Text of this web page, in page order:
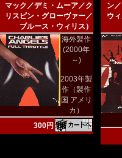
マック／デミ・ムーア／ク
リスピン・グローヴァー／
ブルース・ウィリス）
海外製作
(2000年
～)
2003年製
作（製作
国 アメリ
カ）
300円
ン
ウ